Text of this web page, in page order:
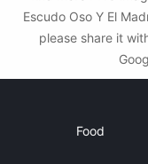
Escudo Oso Y El
please share it
Food